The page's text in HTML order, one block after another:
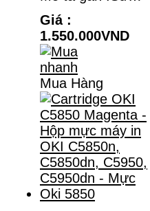
Giá :
1.550.000VND
Mua Hàng